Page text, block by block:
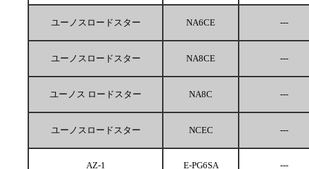
ユーノスロードスター NA6CE ---
ユーノスロードスター NA8CE ---
ユーノス ロードスター NA8C ---
ユーノスロードスター NCEC ---
AZ-1 E-PG6SA ---